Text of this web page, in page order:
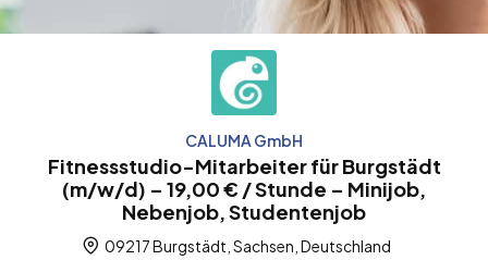
CALUMA GmbH
Fitnessstudio-Mitarbeiter für Burgstädt
(m/w/d) – 19,00 € / Stunde – Minijob,
Nebenjob, Studentenjob
09217 Burgstädt, Sachsen, Deutschland